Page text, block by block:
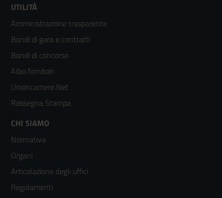
Footer
menù
colonna
2
UTILITÀ
Amministrazione trasparente
Bandi di gara e contratti
Bandi di concorso
Albo fornitori
Unioncamere.Net
Rassegna Stampa
Footer
menù
colonna
3
CHI SIAMO
Normativa
Organi
Articolazione degli uffici
Regolamenti